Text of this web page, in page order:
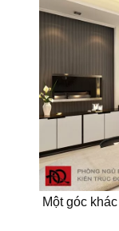
Một góc